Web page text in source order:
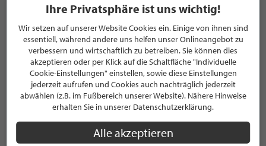
NEWSLETTER
Bleiben Sie immer UP TO DATE! Melden Sie sich jetzt für
unseren STILPUNKTE®-Newsletter an und profitieren Sie
von exklusivenNeuigkeiten, TrendsundAngeboten
Mit der Anmeldung für unseren Newsletter stimmen Sie
unserenDatenschutzbestimmungenzu. EineAbmeldung
ist jederzeit möglich.
Ihre Privatsphäre ist uns wichtig!
Wir setzen auf unserer Website Cookies ein. Einige von ihnen sind
essentiell, während andere uns helfen unser Onlineangebot zu
verbessern und wirtschaftlich zu betreiben. Sie können dies
akzeptieren oder per Klick auf die Schaltfläche "Individuelle
Cookie-Einstellungen" einstellen, sowie diese Einstellungen
jederzeit aufrufen und Cookies auch nachträglich jederzeit
abwählen (z.B. im Fußbereich unserer Website). Nähere Hinweise
erhalten Sie in unserer Datenschutzerklärung.
Alle akzeptieren